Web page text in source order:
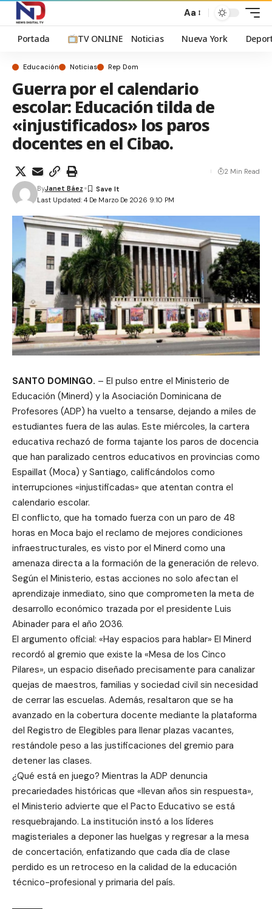
Aa
Portada TV ONLINE Noticias Nueva York
Educación Noticias Rep Dom
Guerra por el calendario
escolar: Educación tilda de
«injustificados» los paros
docentes en el Cibao.
Last Updated: 4 De Marzo De 2026 9:10 PM
ByJanet Báez
2 Min Read
SANTO DOMINGO. – El pulso entre el Ministerio de
Educación (Minerd) y la Asociación Dominicana de
Profesores (ADP) ha vuelto a tensarse, dejando a miles de
estudiantes fuera de las aulas. Este miércoles, la cartera
educativa rechazó de forma tajante los paros de docencia
que han paralizado centros educativos en provincias como
Espaillat (Moca) y Santiago, calificándolos como
interrupciones «injustificadas» que atentan contra el
calendario escolar.
El conflicto, que ha tomado fuerza con un paro de 48
horas en Moca bajo el reclamo de mejores condiciones
infraestructurales, es visto por el Minerd como una
amenaza directa a la formación de la generación de relevo.
Según el Ministerio, estas acciones no solo afectan el
aprendizaje inmediato, sino que comprometen la meta de
desarrollo económico trazada por el presidente Luis
Abinader para el año 2036.
El argumento oficial: «Hay espacios para hablar» El Minerd
recordó al gremio que existe la «Mesa de los Cinco
Pilares», un espacio diseñado precisamente para canalizar
quejas de maestros, familias y sociedad civil sin necesidad
de cerrar las escuelas. Además, resaltaron que se ha
avanzado en la cobertura docente mediante la plataforma
del Registro de Elegibles para llenar plazas vacantes,
restándole peso a las justificaciones del gremio para
detener las clases.
¿Qué está en juego? Mientras la ADP denuncia
precariedades históricas que «llevan años sin respuesta»,
el Ministerio advierte que el Pacto Educativo se está
resquebrajando. La institución instó a los líderes
magisteriales a deponer las huelgas y regresar a la mesa
de concertación, enfatizando que cada día de clase
perdido es un retroceso en la calidad de la educación
técnico-profesional y primaria del país.